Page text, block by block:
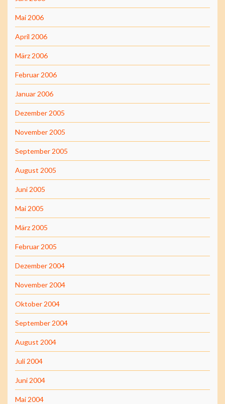
Mai 2006
April 2006
März 2006
Februar 2006
Januar 2006
Dezember 2005
November 2005
September 2005
August 2005
Juni 2005
Mai 2005
März 2005
Februar 2005
Dezember 2004
November 2004
Oktober 2004
September 2004
August 2004
Juli 2004
Juni 2004
Mai 2004